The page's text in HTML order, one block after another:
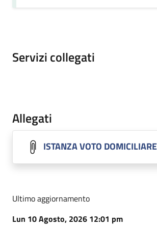
Servizi collegati
Allegati
ISTANZA VOTO DOMICILIARE
Ultimo aggiornamento
Lun 10 Agosto, 2026 12:01 pm